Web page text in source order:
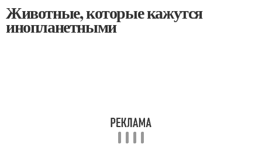
Животные, которые кажутся
инопланетными